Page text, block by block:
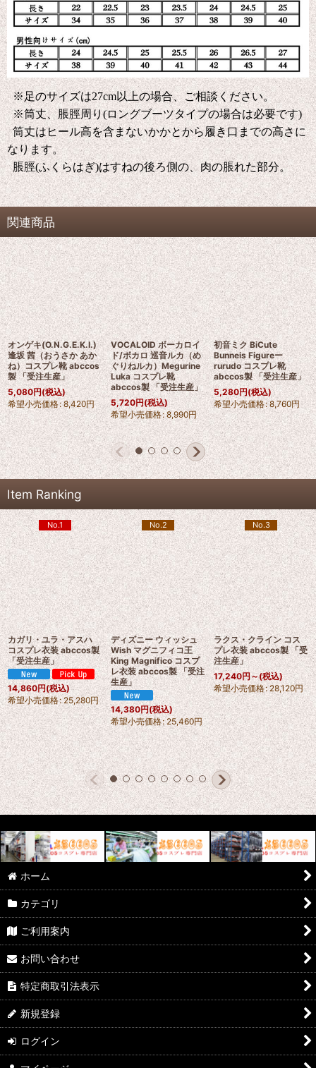
※足のサイズは27cm以上の場合、ご相談ください。
※筒丈、脹脛周り(ロングブーツタイプの場合は必要です)
筒丈はヒール高を含まないかかとから履き口までの高さに
なります。
脹脛(ふくらはぎ)はすねの後ろ側の、肉の脹れた部分。
関連商品
オンゲキ(O.N.G.E.K.I.)
逢坂 茜（おうさか あか
ね）コスプレ靴 abccos
製 「受注生産」
5,080円(税込)
希望小売価格: 8,420円
VOCALOID ボーカロイ
ド/ボカロ 巡音ルカ（め
ぐりねルカ）Megurine
Luka コスプレ靴
abccos製 「受注生産」
5,720円(税込)
希望小売価格: 8,990円
初音ミク BiCute
Bunneis Figureー
rurudo コスプレ靴
abccos製 「受注生産」
5,280円(税込)
希望小売価格: 8,760円
Item Ranking
No.1
カガリ・ユラ・アスハ
コスプレ衣装 abccos製
「受注生産」
14,860円(税込)
希望小売価格: 25,280円
No.2
ディズニー ウィッシュ
Wish マグニフィコ王
King Magnifico コスプ
レ衣装 abccos製 「受注
生産」
14,380円(税込)
希望小売価格: 25,460円
No.3
ラクス・クライン コス
プレ衣装 abccos製 「受
注生産」
17,240円～(税込)
希望小売価格: 28,120円
ホーム
カテゴリ
ご利用案内
お問い合わせ
特定商取引法表示
新規登録
ログイン